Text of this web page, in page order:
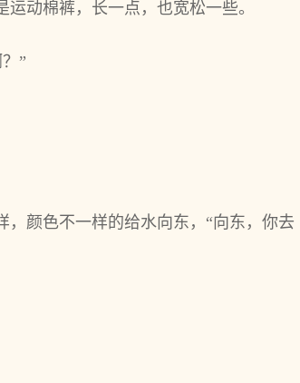
动棉裤，长一点，也宽松一些。
”
，颜色不一样的给水向东，“向东，你去